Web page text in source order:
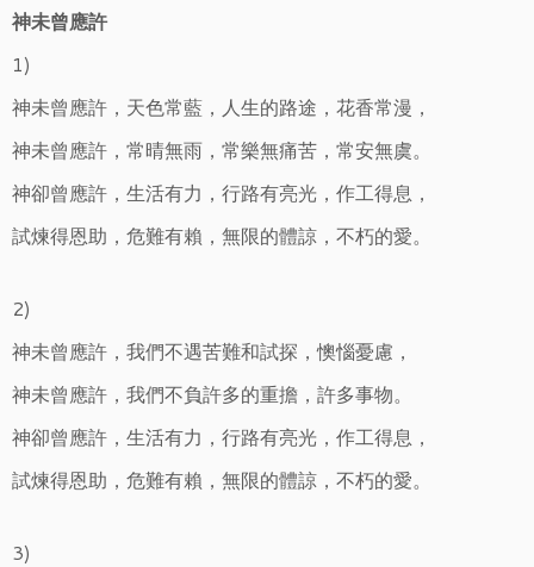
神未曾應許
1)
神未曾應許，天色常藍，人生的路途，花香常漫，
神未曾應許，常晴無雨，常樂無痛苦，常安無虞。
神卻曾應許，生活有力，行路有亮光，作工得息，
試煉得恩助，危難有賴，無限的體諒，不朽的愛。
2)
神未曾應許，我們不遇苦難和試探，懊惱憂慮，
神未曾應許，我們不負許多的重擔，許多事物。
神卻曾應許，生活有力，行路有亮光，作工得息，
試煉得恩助，危難有賴，無限的體諒，不朽的愛。
3)